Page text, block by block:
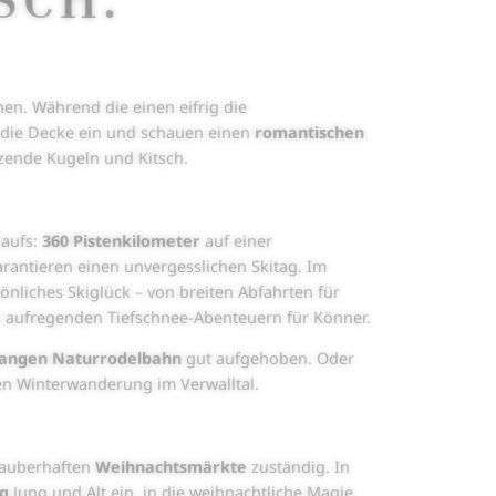
Während die einen eifrig die
Decke ein und schauen einen romantischen
Kugeln und Kitsch.
360 Pistenkilometer auf einer
einen unvergesslichen Skitag. Im
Skiglück – von breiten Abfahrten für
Tiefschnee-Abenteuern für Könner.
Naturrodelbahngut aufgehoben. Oder
Winterwanderung im Verwalltal.
Weihnachtsmärkte zuständig. In